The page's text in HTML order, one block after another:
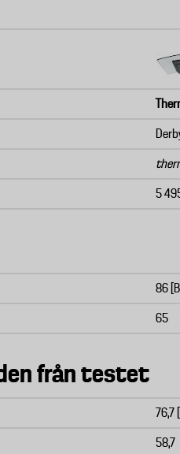
5
86 [B]
65
från testet
76,7
58,7